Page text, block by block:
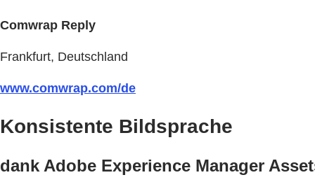
Comwrap Reply
Frankfurt, Deutschland
www.comwrap.com/de
Konsistente Bildsprache
dank Adobe Experience Manager